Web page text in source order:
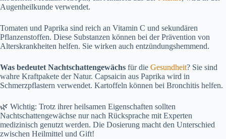
Augenheilkunde verwendet.
Tomaten und Paprika sind reich an Vitamin C und sekundären
Pflanzenstoffen. Diese Substanzen können bei der Prävention von
Alterskrankheiten helfen. Sie wirken auch entzündungshemmend.
Was bedeutet Nachtschattengewächs für die Gesundheit? Sie sind
wahre Kraftpakete der Natur. Capsaicin aus Paprika wird in
Schmerzpflastern verwendet. Kartoffeln können bei Bronchitis helfen.
🌿 Wichtig: Trotz ihrer heilsamen Eigenschaften sollten
Nachtschattengewächse nur nach Rücksprache mit Experten
medizinisch genutzt werden. Die Dosierung macht den Unterschied
zwischen Heilmittel und Gift!